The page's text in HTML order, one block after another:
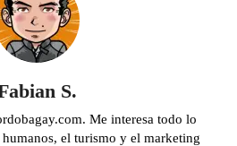
S.
Me interesa todo lo
el turismo y el marketing